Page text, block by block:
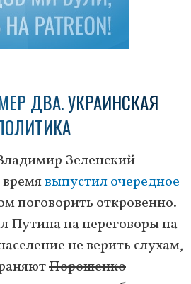
ДВА. УКРАИНСКАЯ
Зеленский
времявыпустил очередное
поговорить откровенно.
Путина на переговоры на
не верить слухам,
Порошенко